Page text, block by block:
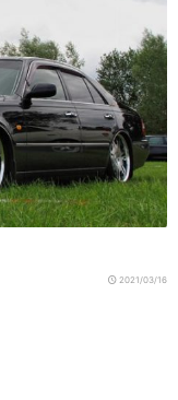
2021/03/16